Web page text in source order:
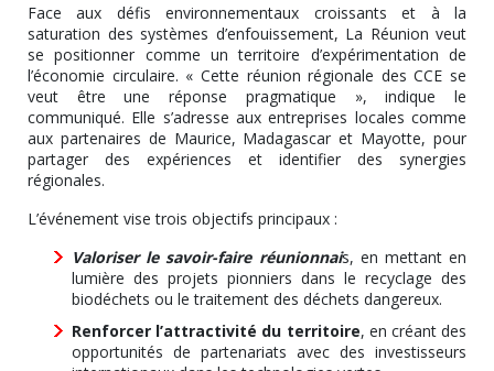
Face aux défis environnementaux croissants et à la
saturation des systèmes d’enfouissement, La Réunion veut
se positionner comme un territoire d’expérimentation de
l’économie circulaire. « Cette réunion régionale des CCE se
veut être une réponse pragmatique », indique le
communiqué. Elle s’adresse aux entreprises locales comme
aux partenaires de Maurice, Madagascar et Mayotte, pour
partager des expériences et identifier des synergies
régionales.
L’événement vise trois objectifs principaux :
Valoriser le savoir-faire réunionnais, en mettant en
lumière des projets pionniers dans le recyclage des
biodéchets ou le traitement des déchets dangereux.
Renforcer l’attractivité du territoire, en créant des
opportunités de partenariats avec des investisseurs